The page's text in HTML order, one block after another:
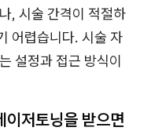
, 시술 간격이 적절하
어렵습니다. 시술 자
설정과 접근 방식이
이저토닝을 받으면